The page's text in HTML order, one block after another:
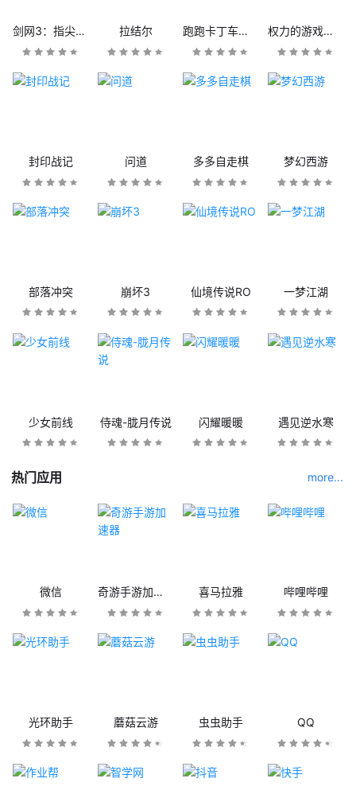
剑网3：指尖江湖 拉结尔 跑跑卡丁车官方竞速版 权力的游戏：凛冬将至
封印战记 问道 多多自走棋 梦幻西游
部落冲突 崩坏3 仙境传说RO 一梦江湖
少女前线 侍魂-胧月传说 闪耀暖暖 遇见逆水寒
热门应用 more...
微信 奇游手游加速器 喜马拉雅 哔哩哔哩
光环助手 蘑菇云游 虫虫助手 QQ